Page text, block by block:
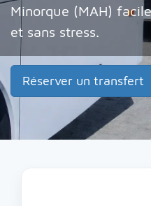
Minorque (MAH)
et sans stress.
Réserver un transfert